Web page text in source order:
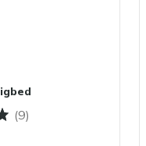
(9)